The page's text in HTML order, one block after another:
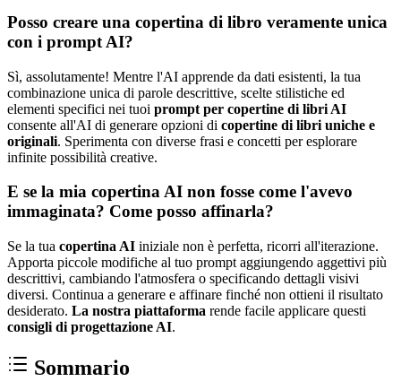
Posso creare una copertina di libro veramente unica
con i prompt AI?
Sì, assolutamente! Mentre l'AI apprende da dati esistenti, la tua
combinazione unica di parole descrittive, scelte stilistiche ed
elementi specifici nei tuoi prompt per copertine di libri AI
consente all'AI di generare opzioni di copertine di libri uniche e
originali. Sperimenta con diverse frasi e concetti per esplorare
infinite possibilità creative.
E se la mia copertina AI non fosse come l'avevo
immaginata? Come posso affinarla?
Se la tua copertina AI iniziale non è perfetta, ricorri all'iterazione.
Apporta piccole modifiche al tuo prompt aggiungendo aggettivi più
descrittivi, cambiando l'atmosfera o specificando dettagli visivi
diversi. Continua a generare e affinare finché non ottieni il risultato
desiderato. La nostra piattaforma rende facile applicare questi
consigli di progettazione AI.
Sommario